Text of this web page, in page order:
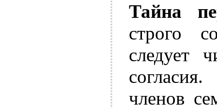
Тайна
строго
следует
членов